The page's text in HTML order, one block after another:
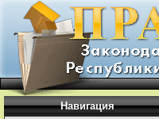
Навигация